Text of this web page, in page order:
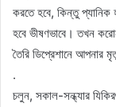
করতে হবে, কিন্তু প্যানিক
হবে ভীষণভাবে। তখন
তৈরি ডিপ্রেশানে আপনার
.
চলুন, সকাল-সন্ধ্যার